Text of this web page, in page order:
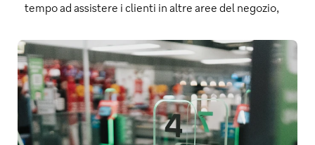
tempo ad assistere i clienti in altre aree del negozio,